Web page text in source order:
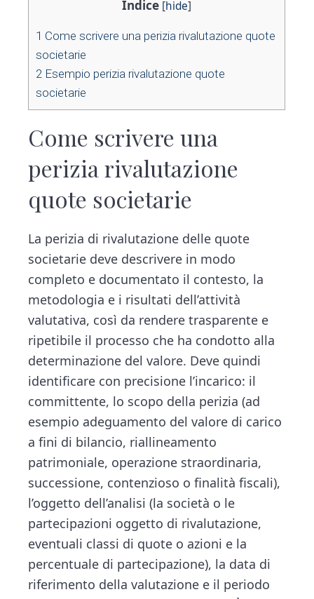
Indice [hide]
1 Come scrivere una perizia rivalutazione quote
societarie​
2 Esempio perizia rivalutazione quote
societarie​
Come scrivere una
perizia rivalutazione
quote societarie​
La perizia di rivalutazione delle quote
societarie deve descrivere in modo
completo e documentato il contesto, la
metodologia e i risultati dell’attività
valutativa, così da rendere trasparente e
ripetibile il processo che ha condotto alla
determinazione del valore. Deve quindi
identificare con precisione l’incarico: il
committente, lo scopo della perizia (ad
esempio adeguamento del valore di carico
a fini di bilancio, riallineamento
patrimoniale, operazione straordinaria,
successione, contenzioso o finalità fiscali),
l’oggetto dell’analisi (la società o le
partecipazioni oggetto di rivalutazione,
eventuali classi di quote o azioni e la
percentuale di partecipazione), la data di
riferimento della valutazione e il periodo